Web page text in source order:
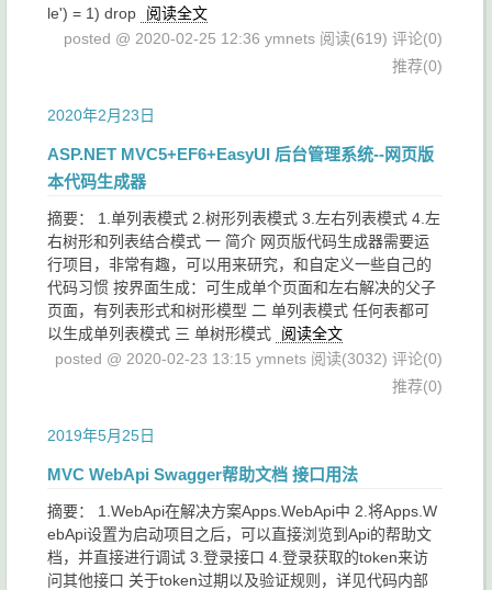
le') = 1) drop
阅读全文
posted @ 2020-02-25 12:36 ymnets 阅读(619) 评论(0)
推荐(0)
2020年2月23日
ASP.NET MVC5+EF6+EasyUI 后台管理系统--网页版
本代码生成器
摘要： 1.单列表模式 2.树形列表模式 3.左右列表模式 4.左
右树形和列表结合模式 一 简介 网页版代码生成器需要运
行项目，非常有趣，可以用来研究，和自定义一些自己的
代码习惯 按界面生成：可生成单个页面和左右解决的父子
页面，有列表形式和树形模型 二 单列表模式 任何表都可
以生成单列表模式 三 单树形模式
阅读全文
posted @ 2020-02-23 13:15 ymnets 阅读(3032) 评论(0)
推荐(0)
2019年5月25日
MVC WebApi Swagger帮助文档 接口用法
摘要： 1.WebApi在解决方案Apps.WebApi中 2.将Apps.W
ebApi设置为启动项目之后，可以直接浏览到Api的帮助文
档，并直接进行调试 3.登录接口 4.登录获取的token来访
问其他接口 关于token过期以及验证规则，详见代码内部